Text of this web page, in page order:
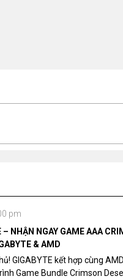
pm
NHẬN NGAY GAME AAA
& AMD
GIGABYTE kết hợp cùng
Game Bundle Crimson